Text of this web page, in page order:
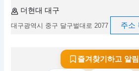
더현대 대구
대구광역시 중구 달구벌대로 2077 주소
즐겨찾기하고 알